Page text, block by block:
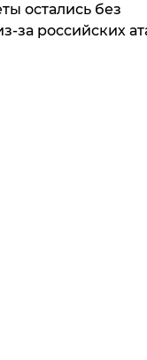
остались без
за российских